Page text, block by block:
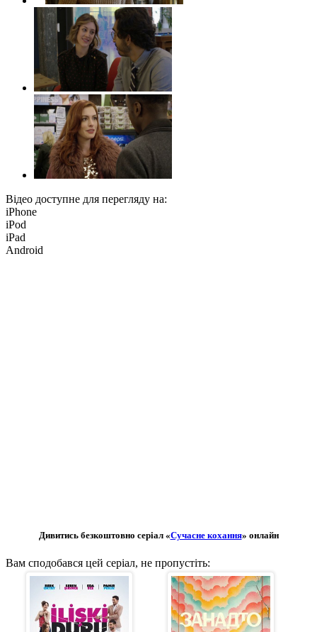
Відео доступне для перегляду на:
iPhone
iPod
iPad
Android
Дивитись безкоштовно серіал «Сучасне кохання» онлайн
Вам сподобався цей серіал, не пропустіть: